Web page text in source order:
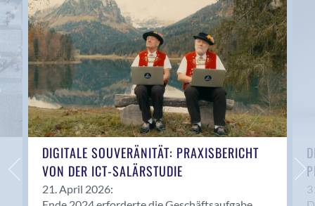
Anwil
Appenzell
Au SG
Baar
Baden
Balsthal
Balzers
Basel
Bassersdorf
Belp
DIGITALE SOUVERÄNITÄT: PRAXISBERICHT
VON DER ICT-SALÄRSTUDIE
21. April 2026: